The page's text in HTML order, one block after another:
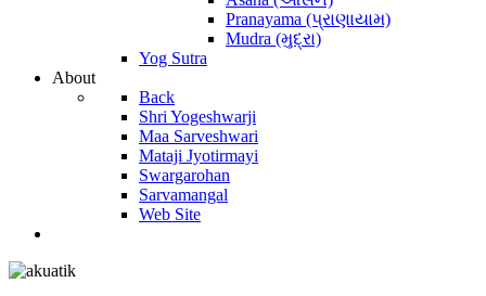
Pranayama (પ્રાણાયામ)
Mudra (મુદ્રા)
Yog Sutra
About
Back
Shri Yogeshwarji
Maa Sarveshwari
Mataji Jyotirmayi
Swargarohan
Sarvamangal
Web Site